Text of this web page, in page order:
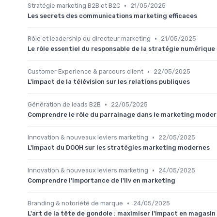
Stratégie marketing B2B et B2C •
21/05/2025
Les secrets des communications marketing efficaces
Rôle et leadership du directeur marketing •
21/05/2025
Le rôle essentiel du responsable de la stratégie numérique
Customer Experience & parcours client •
22/05/2025
L'impact de la télévision sur les relations publiques
Génération de leads B2B •
22/05/2025
Comprendre le rôle du parrainage dans le marketing
Innovation & nouveaux leviers marketing •
22/05/2025
L'impact du DOOH sur les stratégies marketing modernes
Innovation & nouveaux leviers marketing •
24/05/2025
Comprendre l'importance de l'ilv en marketing
Branding & notoriété de marque •
24/05/2025
L'art de la tête de gondole : maximiser l'impact en magasin